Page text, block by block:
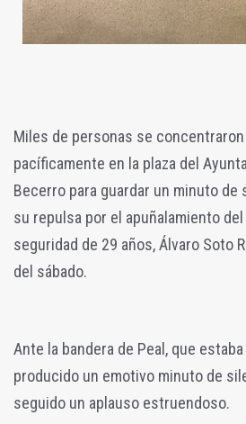
Miles de personas se
pacíficamente en la plaza del
Becerro para guardar un minuto
su repulsa por el apuñalamiento
seguridad de 29 años, Álvaro Soto
del sábado.
Ante la bandera de Peal, que
producido un emotivo minuto de
seguido un aplauso estruendoso.